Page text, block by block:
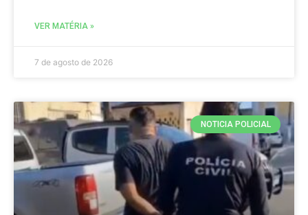
VER MATÉRIA »
7 de agosto de 2026
NOTICIA POLICIAL